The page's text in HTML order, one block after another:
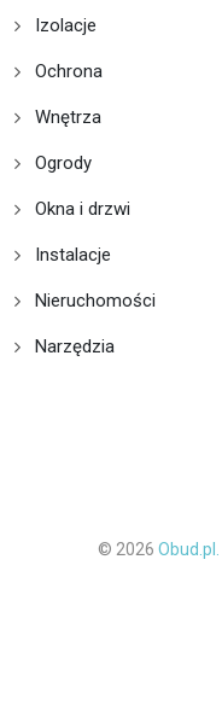
Izolacje
Ochrona
Wnętrza
Ogrody
Okna i drzwi
Instalacje
Nieruchomości
Narzędzia
© 2026 Obud.pl.